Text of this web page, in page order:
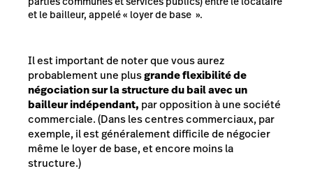
et le bailleur, appelé« loyer de base ».
Il est important de noter que vous aurez
probablement une plusgrande flexibilité de
négociation sur la structure du bail avec un
bailleur indépendant, par opposition à une société
commerciale. (Dans les centres commerciaux, par
exemple, il est généralement difficile de négocier
même le loyer de base, et encore moins la
structure.)